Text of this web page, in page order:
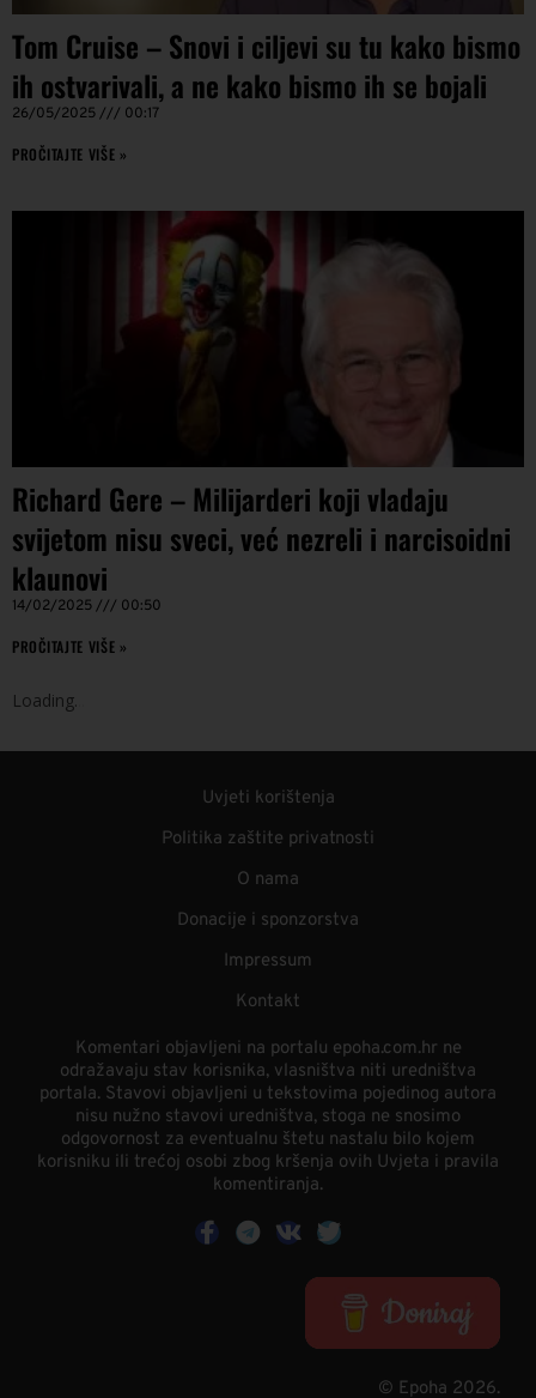
Tom Cruise – Snovi i ciljevi su tu kako bismo
ih ostvarivali, a ne kako bismo ih se bojali
26/05/2025 00:17
PROČITAJTE VIŠE »
Richard Gere – Milijarderi koji vladaju
svijetom nisu sveci, već nezreli i narcisoidni
klaunovi
14/02/2025 00:50
PROČITAJTE VIŠE »
Loading.
Uvjeti korištenja
Politika zaštite privatnosti
O nama
Donacije i sponzorstva
Impressum
Kontakt
Komentari objavljeni na portalu epoha.com.hr ne
odražavaju stav korisnika, vlasništva niti uredništva
portala. Stavovi objavljeni u tekstovima pojedinog autora
nisu nužno stavovi uredništva, stoga ne snosimo
odgovornost za eventualnu štetu nastalu bilo kojem
korisniku ili trećoj osobi zbog kršenja ovih Uvjeta i pravila
komentiranja.
© Epoha 2026.